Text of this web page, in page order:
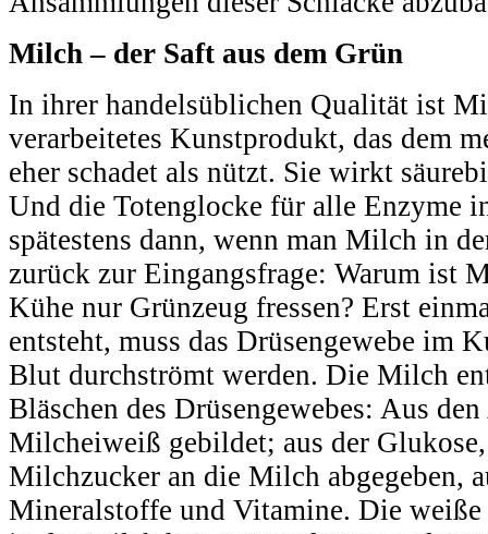
Milch – der Saft aus dem Grün
In ihrer handelsüblichen Qualität ist
verarbeitetes Kunstprodukt, das dem
eher schadet als nützt. Sie wirkt
Und die Totenglocke für alle Enzyme
spätestens dann, wenn man Milch in
zurück zur Eingangsfrage: Warum ist
Kühe nur Grünzeug fressen? Erst
entsteht, muss das Drüsengewebe im
Blut durchströmt werden. Die Milch
Bläschen des Drüsengewebes: Aus
Milcheiweiß gebildet; aus der
Milchzucker an die Milch abgegeben,
Mineralstoffe und Vitamine. Die